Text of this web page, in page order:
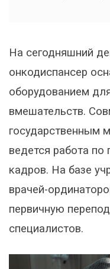
На сегодняшний
онкодиспансер
оборудованием
вмешательств.
государственным
ведется работа
кадров. На базе
врачей-
первичную
специалистов.